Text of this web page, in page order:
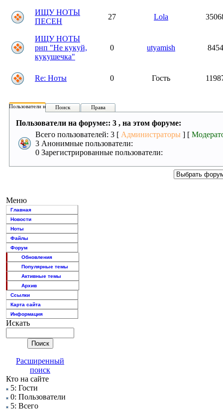
ИЩУ НОТЫ
ПЕСЕН
27 Lola
ИЩУ НОТЫ
рнп "Не кукуй,
кукушечка"
0 utyamish
Re: Ноты 0 Гость
Пользователи на форуме:
Поиск Права
Пользователи на форуме:: 3 , на этом форуме:
Всего пользователей: 3 [ Администраторы ] [
3 Анонимные пользователи:
0 Зарегистрированные пользователи:
Меню
Главная
Новости
Ноты
Файлы
Форум
Обновления
Популярные темы
Активные темы
Архив
Ссылки
Карта сайта
Информация
Искать
Расширенный
поиск
Кто на сайте
5: Гости
0: Пользователи
5: Всего